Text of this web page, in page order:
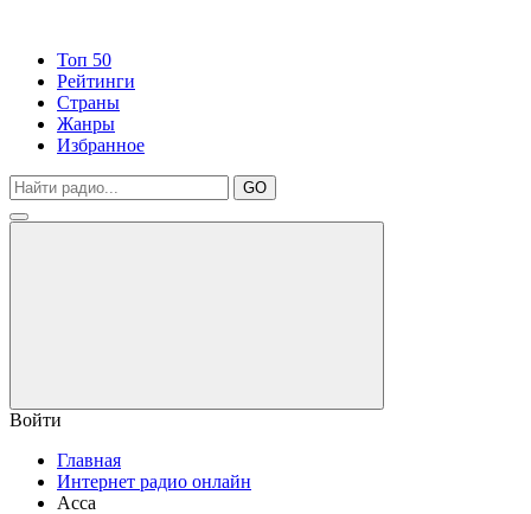
Топ 50
Рейтинги
Страны
Жанры
Избранное
GO
Войти
Главная
Интернет радио онлайн
Асса